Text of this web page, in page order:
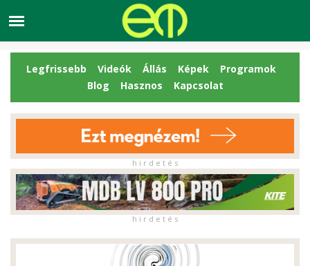
Legfrissebb Videók Állás Képek
Programok
Blog
Hasznos Kapcsolat
h i r d e t é s
h i r d e t é s